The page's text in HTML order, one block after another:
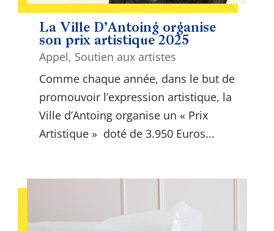
La Ville D’Antoing organise
son prix artistique 2025
Appel, Soutien aux artistes
Comme chaque année, dans le but de
promouvoir l’expression artistique, la
Ville d’Antoing organise un « Prix
Artistique » doté de 3.950 Euros...